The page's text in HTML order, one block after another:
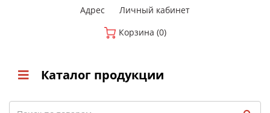
Адрес
Личный кабинет
Корзина (0)
Каталог продукции
Search